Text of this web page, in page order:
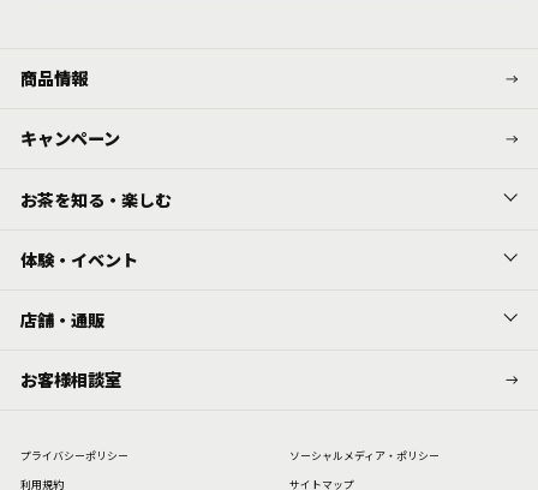
商品情報
キャンペーン
お茶を知る・楽しむ
体験・イベント
店舗・通販
お客様相談室
プライバシーポリシー
ソーシャルメディア・ポリシー
利⽤規約
サイトマップ